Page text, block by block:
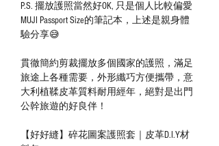
P.S. 擺放護照當然好OK, 只是個人比較偏愛
MUJI Passport Size的筆記本，上述是親身體
驗分享😅
貫徹簡約剪裁擺放多個國家的護照，滿足
旅途上各種需要，外形纖巧方便攜帶，意
大利植鞣皮革質料耐用經年，絕對是出門
公幹旅遊的好良伴！
【好好縫】碎花圖案護照套｜皮革D.I.Y材